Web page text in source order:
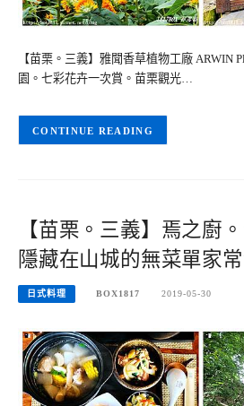
【苗栗。三義】雅聞香草植物工廠 ARWIN
園。七彩花卉一次賞。苗栗觀光…
CONTINUE READING
【苗栗。三義】焉之廚
隱藏在山城的無菜單家
日式料理 BOX1817 2019-05-30